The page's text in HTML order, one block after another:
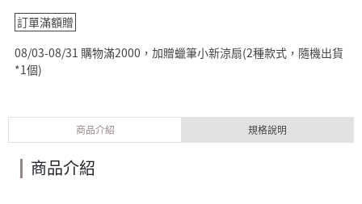
訂單滿額贈
08/03-08/31 購物滿2000，加贈蠟筆小新涼扇(2種款式，隨機出貨
*1個)
商品介紹 規格說明
商品介紹